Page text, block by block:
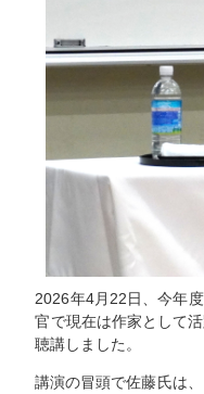
2026年4月22日、今年
官で現在は作家として
聴講しました。
講演の冒頭で佐藤氏は